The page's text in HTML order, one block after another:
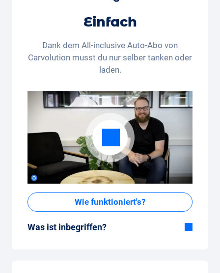
Einfach
Dank dem All-inclusive Auto-Abo von
Carvolution musst du nur selber tanken oder
laden.
Wie funktioniert's?
Was ist inbegriffen?